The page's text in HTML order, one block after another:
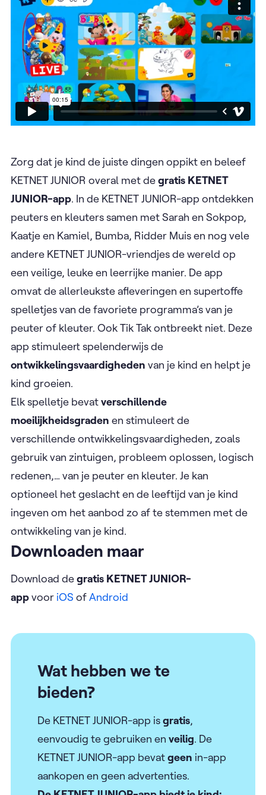
Zorg dat je kind de juiste dingen oppikt en beleef
KETNET JUNIOR overal met degratis KETNET
JUNIOR-app. In de KETNET JUNIOR-app ontdekken
peuters en kleuters samen met Sarah en Sokpop,
Kaatje en Kamiel, Bumba, Ridder Muis en nog vele
andere KETNET JUNIOR-vriendjes de wereld op
een veilige, leuke en leerrijke manier. De app
omvat de allerleukste afleveringen en supertoffe
spelletjes van de favoriete programma’s van je
peuter of kleuter. Ook Tik Tak ontbreekt niet. Deze
app stimuleert spelenderwijs de
ontwikkelingsvaardigheden van je kind en helpt je
kind groeien.
Elk spelletje bevatverschillende
moeilijkheidsgraden en stimuleert de
verschillende ontwikkelingsvaardigheden, zoals
gebruik van zintuigen, probleem oplossen, logisch
redenen,… van je peuter en kleuter. Je kan
optioneel het geslacht en de leeftijd van je kind
ingeven om het aanbod zo af te stemmen met de
ontwikkeling van je kind.
Downloaden maar
Download degratis KETNET JUNIOR-
appvoor iOS ofAndroid
Wat hebben we te
bieden?
De KETNET JUNIOR-app isgratis,
eenvoudig te gebruiken en veilig. De
KETNET JUNIOR-app bevatgeen in-app
aankopen en geen advertenties.